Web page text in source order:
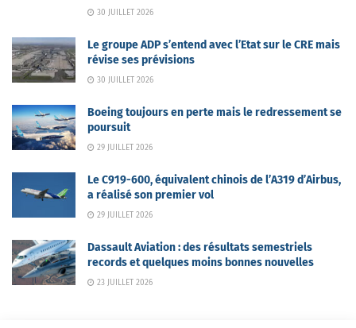
30 JUILLET 2026
Le groupe ADP s’entend avec l’Etat sur le CRE mais
révise ses prévisions
30 JUILLET 2026
Boeing toujours en perte mais le redressement se
poursuit
29 JUILLET 2026
Le C919-600, équivalent chinois de l’A319 d’Airbus,
a réalisé son premier vol
29 JUILLET 2026
Dassault Aviation : des résultats semestriels
records et quelques moins bonnes nouvelles
23 JUILLET 2026